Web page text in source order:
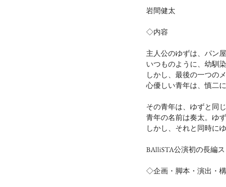
岩間健太
◇内容
主人公のゆずは、パン
いつものように、幼馴
しかし、最後の一つの
心優しい青年は、慎二
その青年は、ゆずと同
青年の名前は奏太。ゆ
しかし、それと同時に
BAlliSTA公演初の長編
◇企画・脚本・演出・